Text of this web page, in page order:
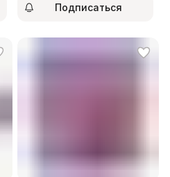
Подписаться